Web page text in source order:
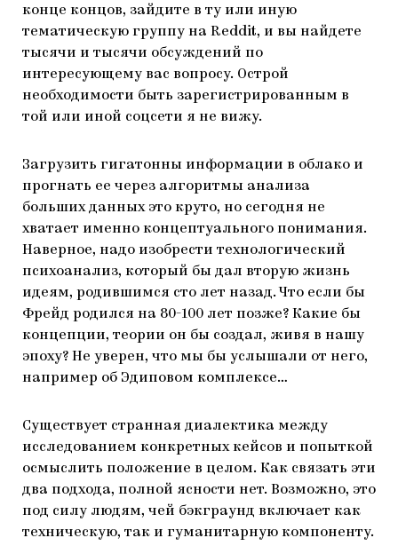
конце концов, зайдите в ту или иную
тематическую группу на Reddit, и вы найдете
тысячи и тысячи обсуждений по
интересующему вас вопросу. Острой
необходимости быть зарегистрированным в
той или иной соцсети я не вижу.
Загрузить гигатонны информации в облако и
прогнать ее через алгоритмы анализа
больших данных это круто, но сегодня не
хватает именно концептуального понимания.
Наверное, надо изобрести технологический
психоанализ, который бы дал вторую жизнь
идеям, родившимся сто лет назад. Что если бы
Фрейд родился на 80-100 лет позже? Какие бы
концепции, теории он бы создал, живя в нашу
эпоху? Не уверен, что мы бы услышали от него,
например об Эдиповом комплексе…
Существует странная диалектика между
исследованием конкретных кейсов и попыткой
осмыслить положение в целом. Как связать эти
два подхода, полной ясности нет. Возможно, это
под силу людям, чей бэкграунд включает как
техническую, так и гуманитарную компоненту.